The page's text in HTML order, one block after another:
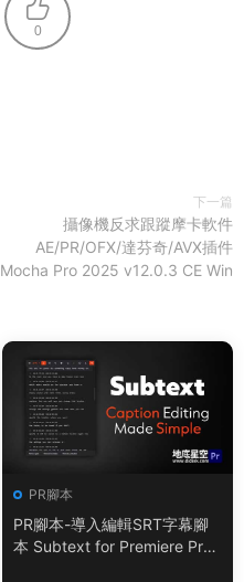
0
下一篇
攝像機反求跟蹤摩卡軟件
AE/PR/OFX/達芬奇/AVX插件
Mocha Pro 2025 v12.0.3 CE Win
PR腳本
PR腳本-導入編輯SRT字幕腳
本 Subtext for Premiere Pro